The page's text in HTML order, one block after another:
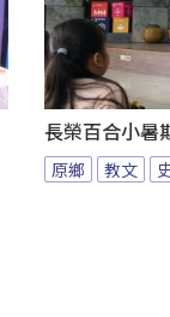
長榮百合小暑
原鄉 教文